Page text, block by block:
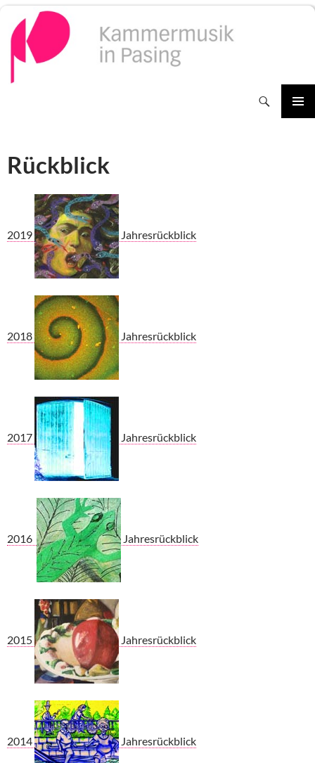
Inhalt
springen
Rückblick
2019 Jahresrückblick
2018 Jahresrückblick
2017 Jahresrückblick
2016 Jahresrückblick
2015 Jahresrückblick
2014 Jahresrückblick